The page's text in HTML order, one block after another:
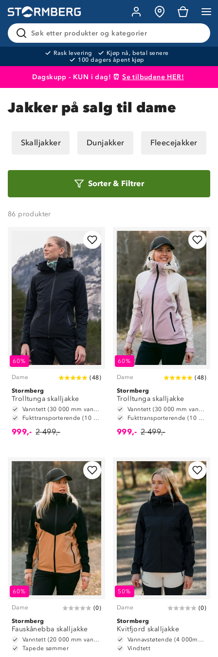
Søk etter produkter og kategorier
Rask levering
Kjøp nå, betal senere
100 dagers åpent kjøp
Dagskupp - KUN i dag! ⏰Se tilbudene HER!
Produktet er lagt i handlekurven
Jakker på salg til dame
Skalljakker Dunjakker Fleecejakker
Sorter& Filtrer
86 produkter
60%
Dame (48)
Stormberg
Trolltunga skalljakke
Vanntett (30 000 mm vannsøyle)
Fukttransporterende (10 000 g/m2/24t)
999,- 2 499,-
60%
Dame (48)
Stormberg
Trolltunga skalljakke
Vanntett (30 000 mm vannsøyle)
Fukttransporterende (10 000 g/m2/24t)
999,- 2 499,-
60%
Dame (0)
Stormberg
Fauskånebba skalljakke
Vanntett (20 000 mm vannsøyle)
Tapede sømmer
50%
Dame (0)
Stormberg
Kvitfjord skalljakke
Vannavstøtende (4 000mm vannsøyle)
Vindtett